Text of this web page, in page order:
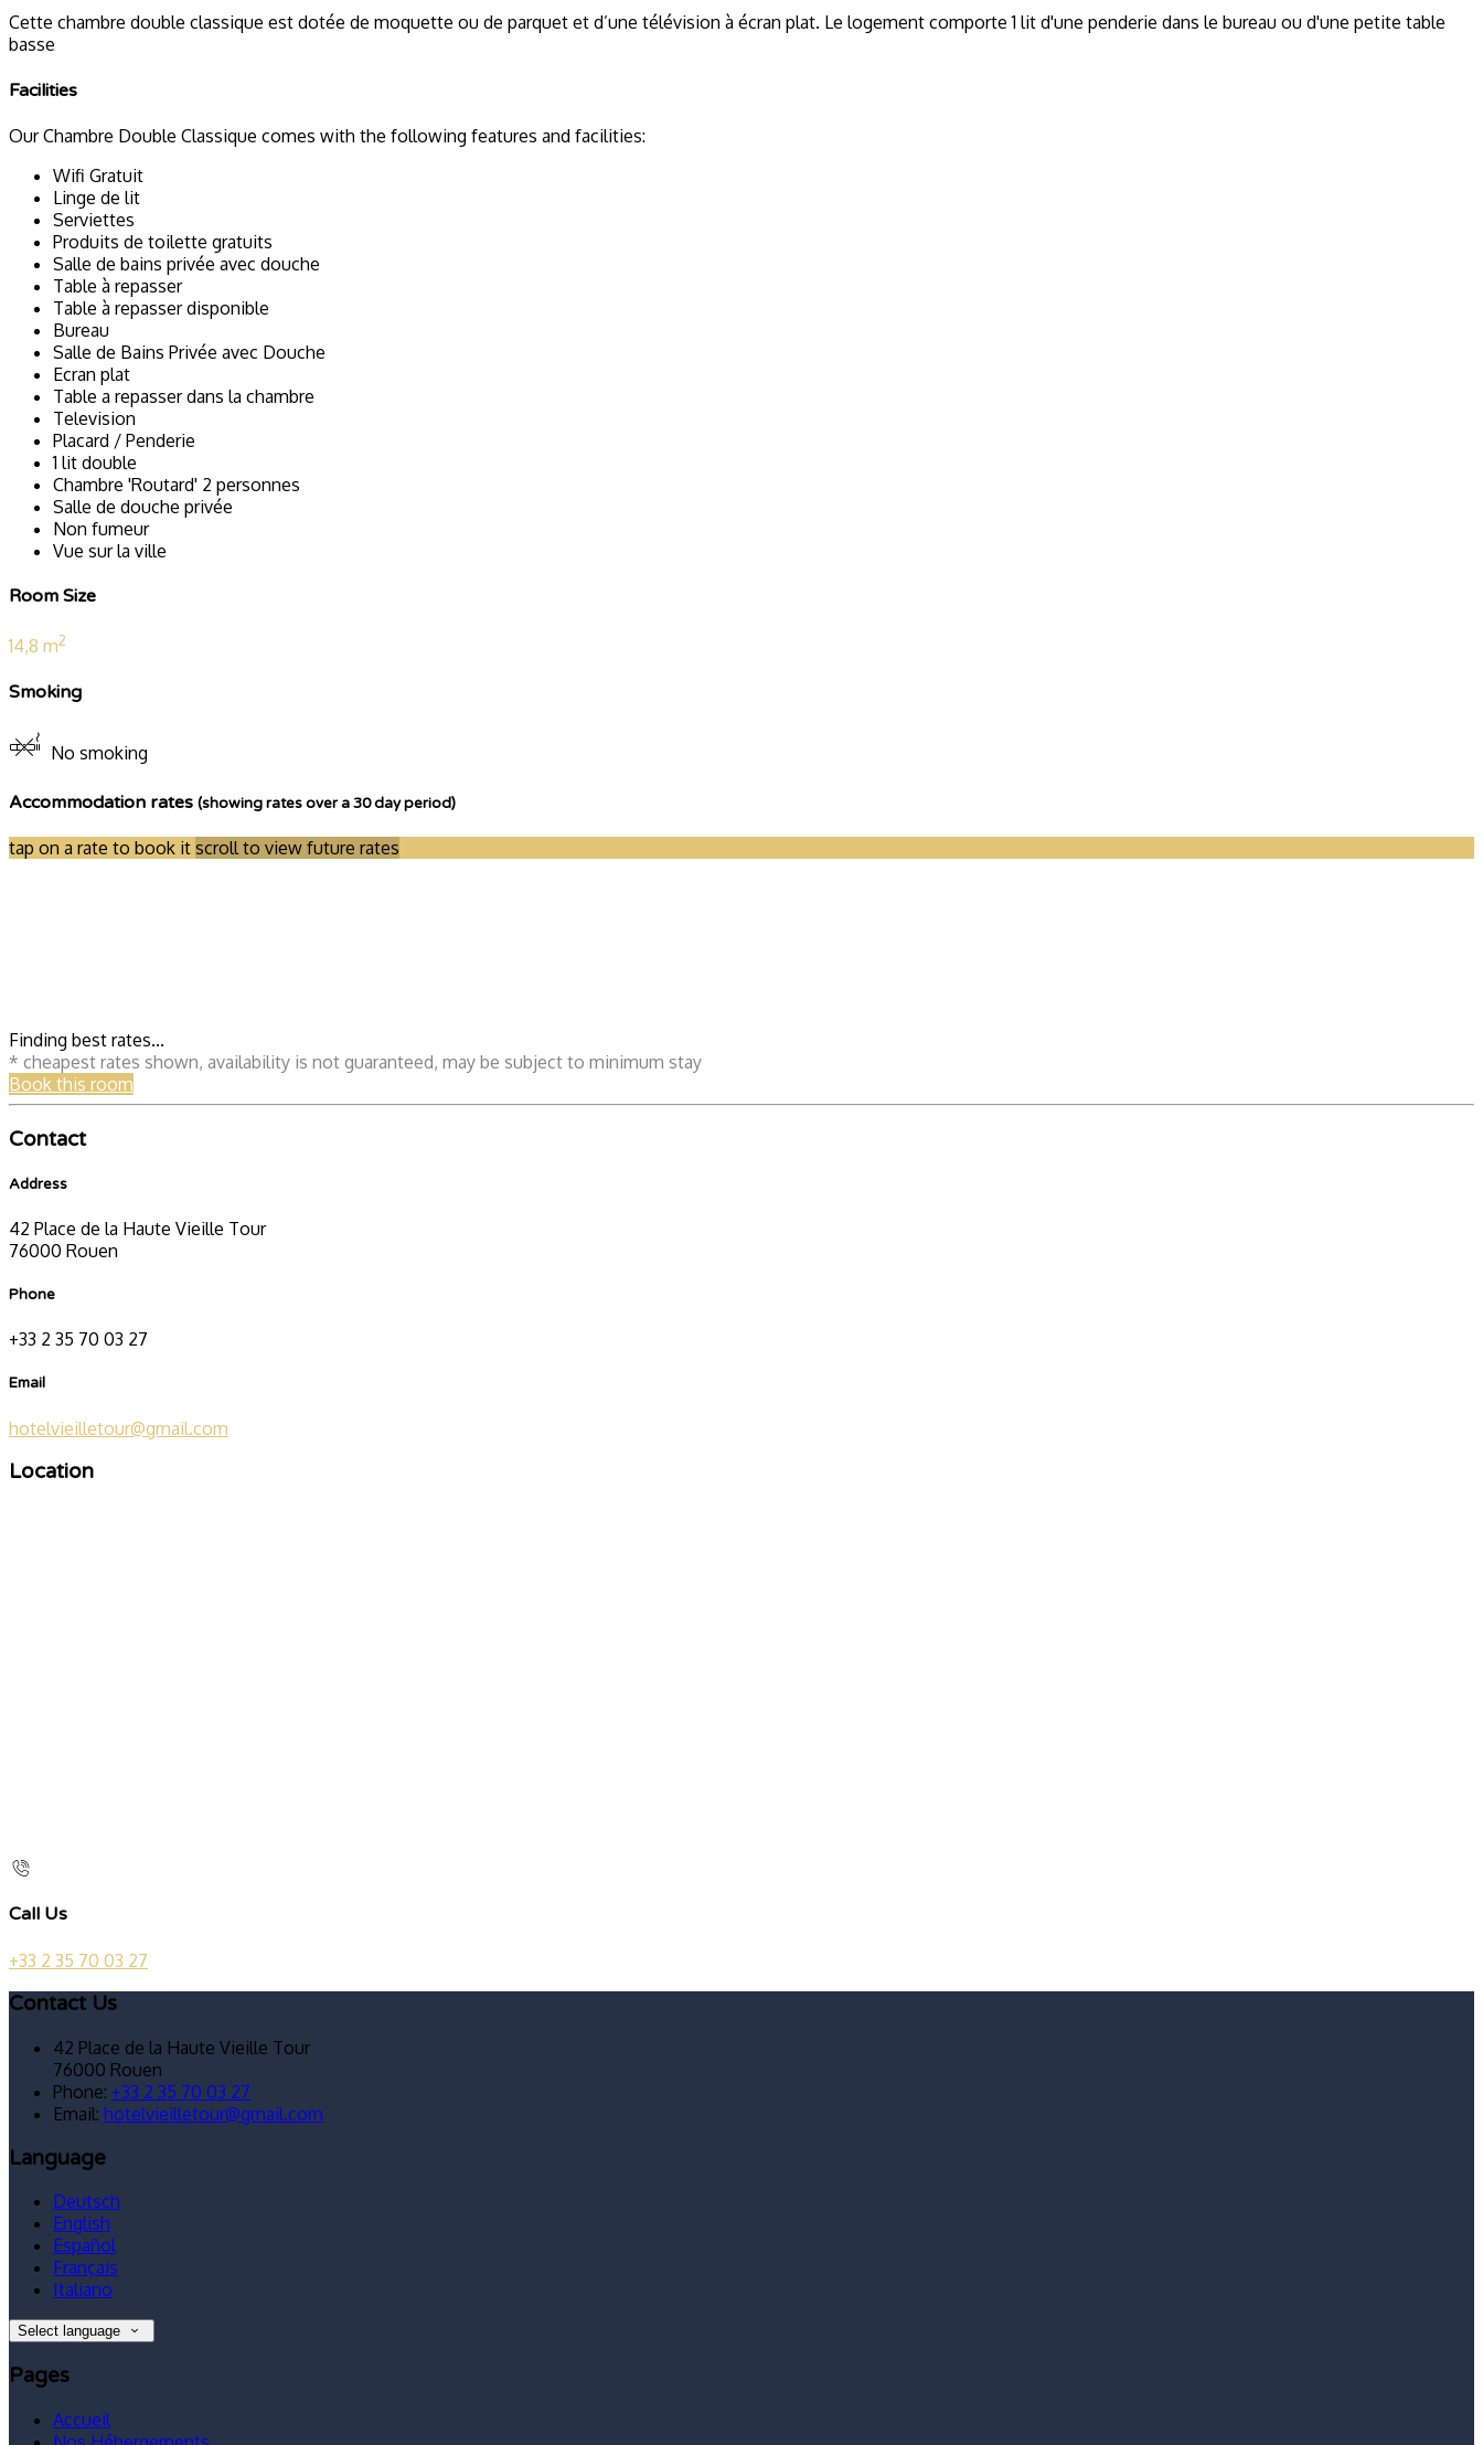
Cette chambre double classique est dotée de moquette ou de parquet et d’une télévision à écran plat. Le logement comporte 1 lit d'une penderie dans le bureau ou d'une petite table
basse
Facilities
Our Chambre Double Classique comes with the following features and facilities:
Wifi Gratuit
Linge de lit
Serviettes
Produits de toilette gratuits
Salle de bains privée avec douche
Table à repasser
Table à repasser disponible
Bureau
Salle de Bains Privée avec Douche
Ecran plat
Table a repasser dans la chambre
Television
Placard / Penderie
1 lit double
Chambre 'Routard' 2 personnes
Salle de douche privée
Non fumeur
Vue sur la ville
Room Size
14,8 m2
Smoking
No smoking
Accommodation rates (showing rates over a 30 day period)
tap on a rate to book it scroll to view future rates
Finding best rates...
* cheapest rates shown, availability is not guaranteed, may be subject to minimum stay
Book this room
Contact
Address
42 Place de la Haute Vieille Tour
76000 Rouen
Phone
+33 2 35 70 03 27
Email
hotelvieilletour@gmail.com
Location
Call Us
+33 2 35 70 03 27
Contact Us
42 Place de la Haute Vieille Tour
76000 Rouen
Phone: +33 2 35 70 03 27
Email: hotelvieilletour@gmail.com
Language
Deutsch
English
Español
Français
Italiano
Select language
Pages
Accueil